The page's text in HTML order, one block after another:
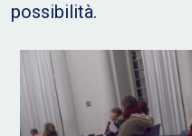
possibilità.